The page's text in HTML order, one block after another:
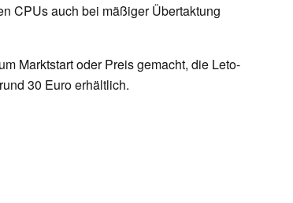
CPUs auch bei mäßiger Übertaktung
Marktstart oder Preis gemacht, die Leto-
30 Euro erhältlich.